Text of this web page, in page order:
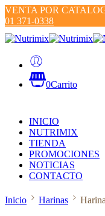
VENTA POR
01 371-0338
0Carrito
INICIO
NUTRIMIX
TIENDA
PROMOCIONES
NOTICIAS
CONTACTO
Inicio Harinas